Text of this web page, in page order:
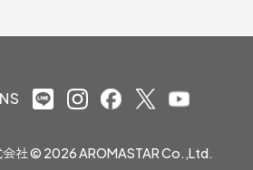
会社© 2026 AROMASTAR Co.,Ltd.